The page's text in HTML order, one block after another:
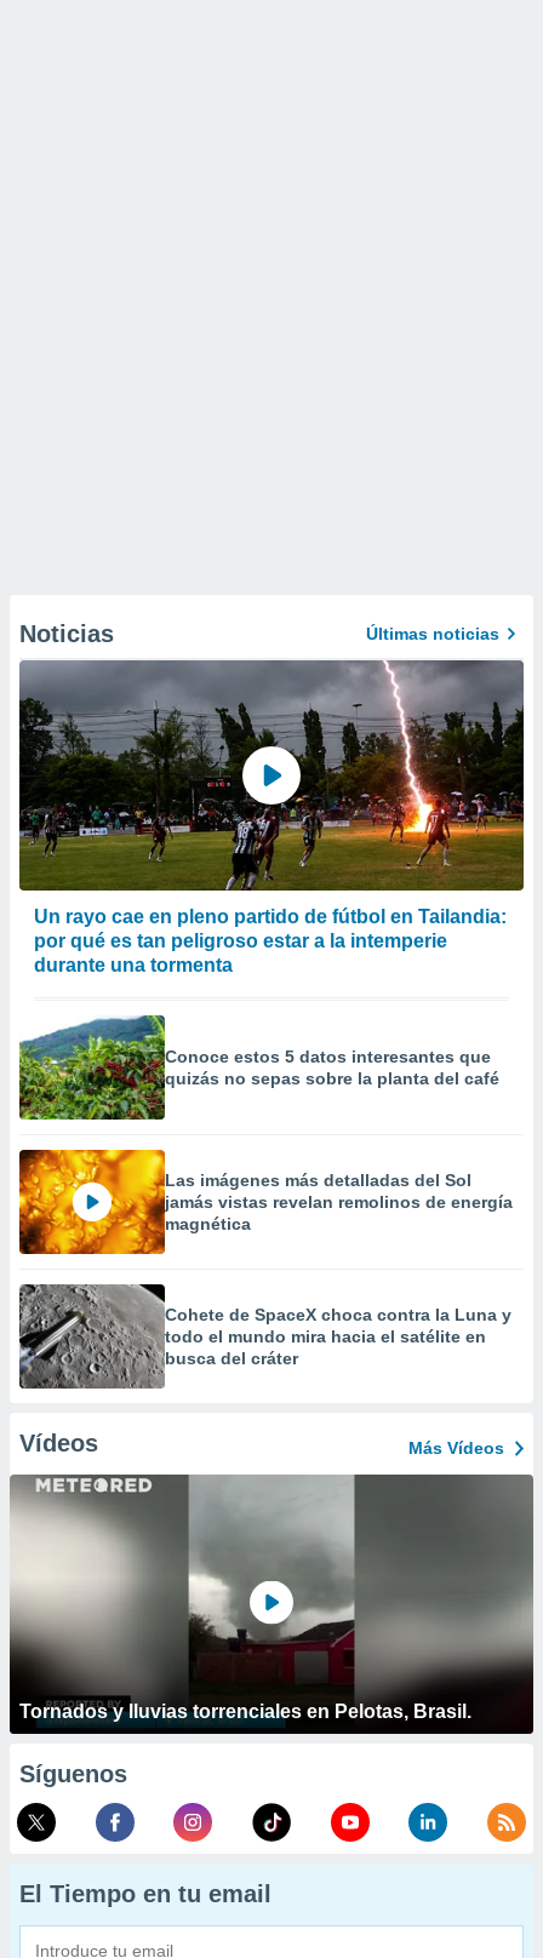
Noticias Últimas noticias
Un rayo cae en pleno partido de fútbol en Tailandia:
por qué es tan peligroso estar a la intemperie
durante una tormenta
Conoce estos 5 datos interesantes que
quizás no sepas sobre la planta del café
Las imágenes más detalladas del Sol
jamás vistas revelan remolinos de energía
magnética
Cohete de SpaceX choca contra la Luna y
todo el mundo mira hacia el satélite en
busca del cráter
Vídeos Más Vídeos
Tornados y lluvias torrenciales en Pelotas, Brasil.
Síguenos
El Tiempo en tu email